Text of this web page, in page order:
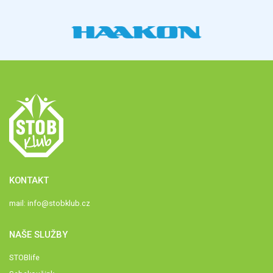
KONTAKT
mail: info@stobklub.cz
NAŠE SLUŽBY
STOBlife